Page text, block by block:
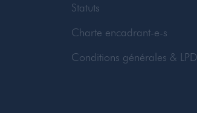
Statuts
Charte encadrant-e-s
Conditions générales & LPD